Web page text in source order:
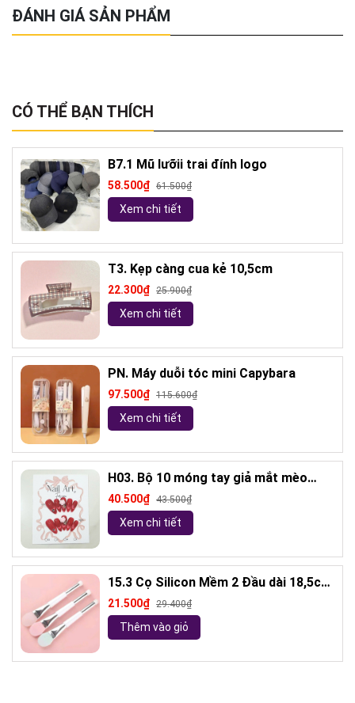
ĐÁNH GIÁ SẢN PHẨM
CÓ THỂ BẠN THÍCH
B7.1 Mũ lưỡii trai đính logo
58.500₫ 61.500₫
Xem chi tiết
T3. Kẹp càng cua kẻ 10,5cm
22.300₫ 25.900₫
Xem chi tiết
PN. Máy duỗi tóc mini Capybara
97.500₫ 115.600₫
Xem chi tiết
H03. Bộ 10 móng tay giả mắt mèo
kèm keo và giũa móng (ngẫu nhiên)
40.500₫ 43.500₫
Xem chi tiết
15.3 Cọ Silicon Mềm 2 Đầu dài 18,5cm
( ngẫu nhiên)
21.500₫ 29.400₫
Thêm vào giỏ